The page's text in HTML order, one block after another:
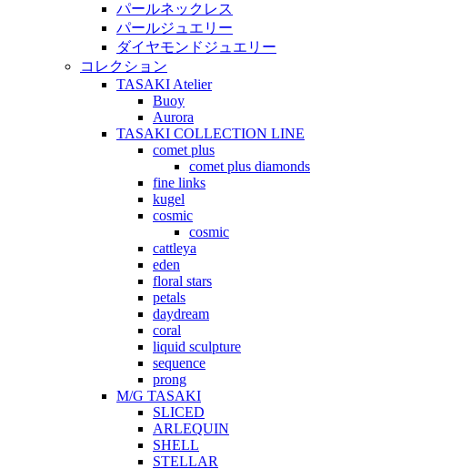
パールネックレス
パールジュエリー
ダイヤモンドジュエリー
コレクション
TASAKI Atelier
Buoy
Aurora
TASAKI COLLECTION LINE
comet plus
comet plus diamonds
fine links
kugel
cosmic
cosmic
cattleya
eden
floral stars
petals
daydream
coral
liquid sculpture
sequence
prong
M/G TASAKI
SLICED
ARLEQUIN
SHELL
STELLAR